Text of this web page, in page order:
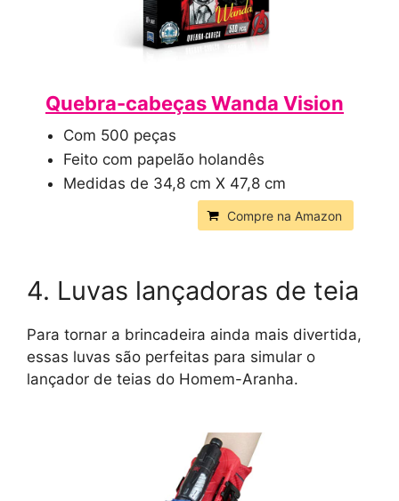
Quebra-cabeças Wanda Vision
Com 500 peças
Feito com papelão holandês
Medidas de 34,8 cm X 47,8 cm
Compre na Amazon
4. Luvas lançadoras de teia
Para tornar a brincadeira ainda mais divertida,
essas luvas são perfeitas para simular o
lançador de teias do Homem-Aranha.